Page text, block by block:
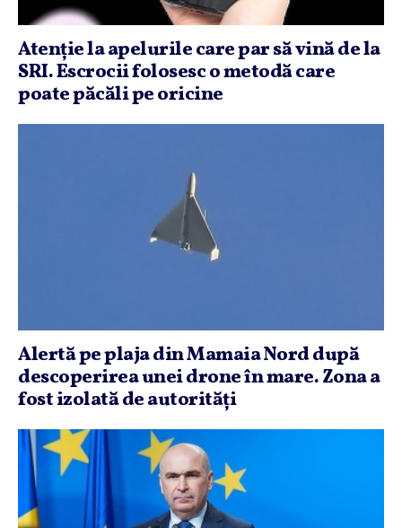
Atenţie la apelurile care par să vină de la
SRI. Escrocii folosesc o metodă care
poate păcăli pe oricine
Alertă pe plaja din Mamaia Nord după
descoperirea unei drone în mare. Zona a
fost izolată de autorităţi